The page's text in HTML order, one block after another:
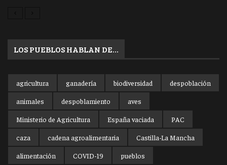
LOS PUEBLOS HABLAN DE…
agricultura ganadería biodiversidad
despoblación
animales
despoblamiento
aves
Ministerio de Agricultura
España vaciada
PAC
caza
cadena agroalimentaria
Castilla-La Mancha
alimentación
COVID-19 pueblos